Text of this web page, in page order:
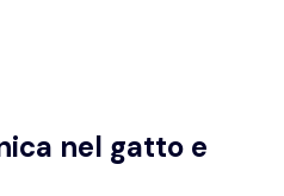
nel gatto e